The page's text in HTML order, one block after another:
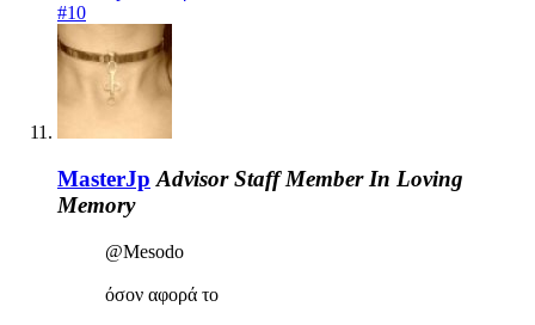
#10
MasterJp Advisor Staff Member In Loving
Memory
@Mesodo
όσον αφορά το